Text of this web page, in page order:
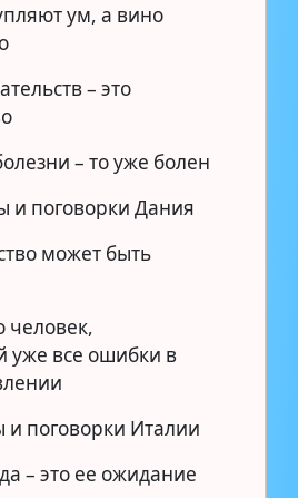
ум, а вино
– это
– то уже болен
и поговорки Дания
может быть
человек,
уже все ошибки в
и поговорки Италии
– это ее ожидание